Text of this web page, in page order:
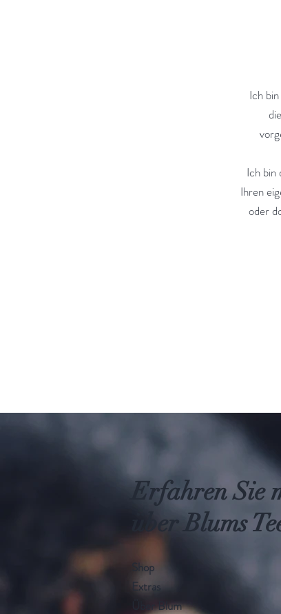
Ich
Ich bin
Ihren
oder
Erfahren Sie
über Blums
Shop
Extras
Über Blum